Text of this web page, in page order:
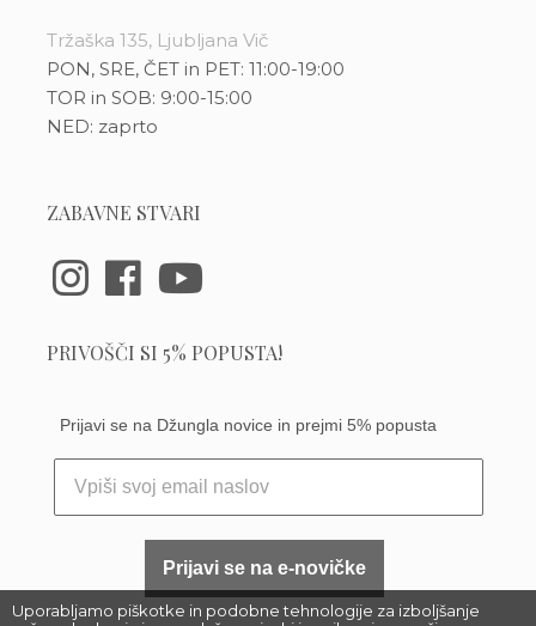
Uporabljamo piškotke in podobne tehnologije za izboljšanje
Tržaška 135, Ljubljana Vič
PON, SRE, ČET in PET: 11:00-19:00
TOR in SOB: 9:00-15:00
NED: zaprto
ZABAVNE STVARI
PRIVOŠČI SI 5% POPUSTA!
Prijavi se na Džungla novice in prejmi 5% popusta
Prijavi se na e-novičke